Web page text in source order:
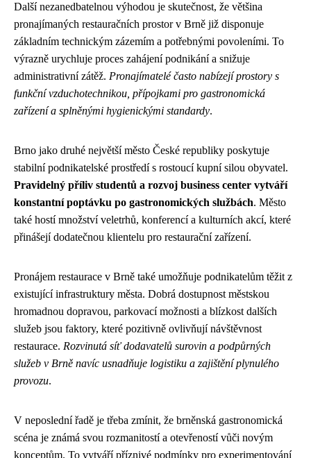
Další nezanedbatelnou výhodou je skutečnost, že většina
pronajímaných restauračních prostor v Brně již disponuje
základním technickým zázemím a potřebnými povoleními. To
výrazně urychluje proces zahájení podnikání a snižuje
administrativní zátěž. Pronajímatelé často nabízejí prostory s
funkční vzduchotechnikou, přípojkami pro gastronomická
zařízení a splněnými hygienickými standardy.
Brno jako druhé největší město České republiky poskytuje
stabilní podnikatelské prostředí s rostoucí kupní silou obyvatel.
Pravidelný příliv studentů a rozvoj business center vytváří
konstantní poptávku po gastronomických službách. Město
také hostí množství veletrhů, konferencí a kulturních akcí, které
přinášejí dodatečnou klientelu pro restaurační zařízení.
Pronájem restaurace v Brně také umožňuje podnikatelům těžit z
existující infrastruktury města. Dobrá dostupnost městskou
hromadnou dopravou, parkovací možnosti a blízkost dalších
služeb jsou faktory, které pozitivně ovlivňují návštěvnost
restaurace. Rozvinutá síť dodavatelů surovin a podpůrných
služeb v Brně navíc usnadňuje logistiku a zajištění plynulého
provozu.
V neposlední řadě je třeba zmínit, že brněnská gastronomická
scéna je známá svou rozmanitostí a otevřeností vůči novým
konceptům. To vytváří příznivé podmínky pro experimentování